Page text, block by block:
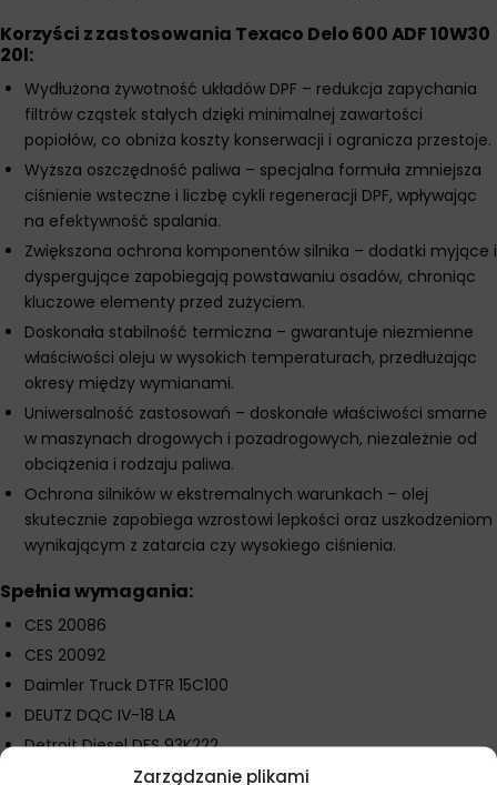
Zarządzanie plikami
Korzyści z zastosowania Texaco Delo 600 ADF 10W30
20l:
Wydłużona żywotność układów DPF – redukcja zapychania
filtrów cząstek stałych dzięki minimalnej zawartości
popiołów, co obniża koszty konserwacji i ogranicza przestoje.
Wyższa oszczędność paliwa – specjalna formuła zmniejsza
ciśnienie wsteczne i liczbę cykli regeneracji DPF, wpływając
na efektywność spalania.
Zwiększona ochrona komponentów silnika – dodatki myjące i
dyspergujące zapobiegają powstawaniu osadów, chroniąc
kluczowe elementy przed zużyciem.
Doskonała stabilność termiczna – gwarantuje niezmienne
właściwości oleju w wysokich temperaturach, przedłużając
okresy między wymianami.
Uniwersalność zastosowań – doskonałe właściwości smarne
w maszynach drogowych i pozadrogowych, niezależnie od
obciążenia i rodzaju paliwa.
Ochrona silników w ekstremalnych warunkach – olej
skutecznie zapobiega wzrostowi lepkości oraz uszkodzeniom
wynikającym z zatarcia czy wysokiego ciśnienia.
Spełnia wymagania:
CES 20086
CES 20092
Daimler Truck DTFR 15C100
DEUTZ DQC IV-18 LA
Detroit Diesel DFS 93K222